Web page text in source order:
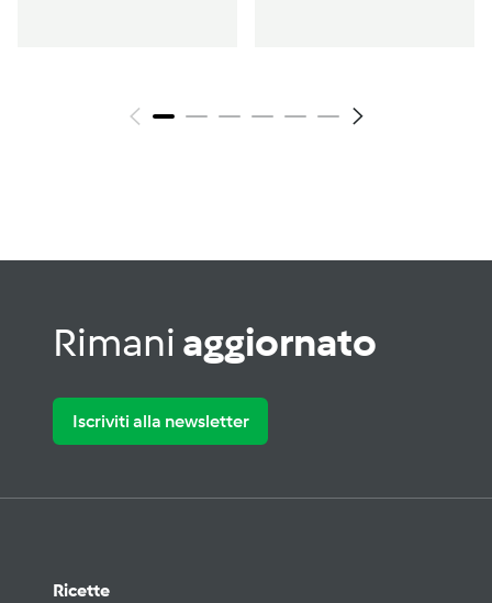
Rimani aggiornato
Iscriviti alla newsletter
Ricette